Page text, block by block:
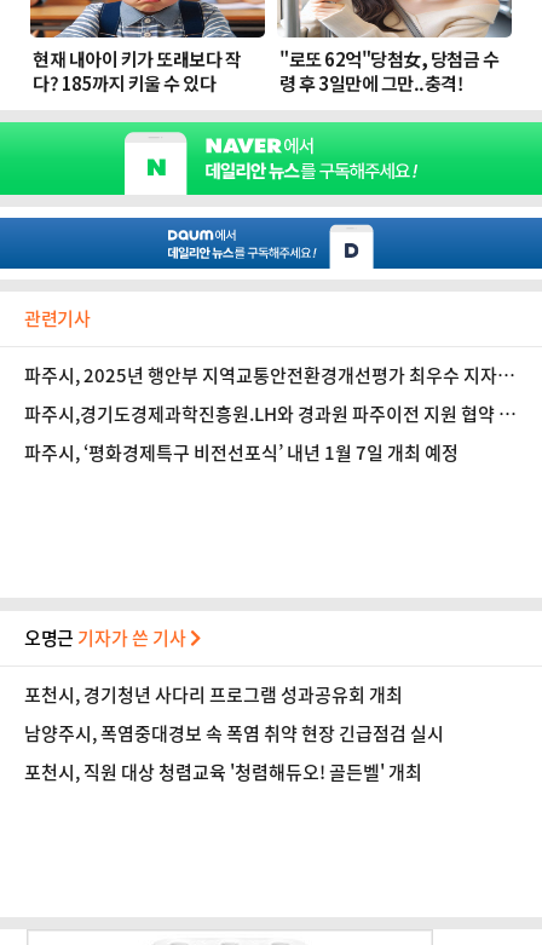
관련기사
파주시, 2025년 행안부 지역교통안전환경개선평가 최우수 지자체
선정
파주시,경기도경제과학진흥원.LH와 경과원 파주이전 지원 협약 체
결
파주시, ‘평화경제특구 비전선포식’ 내년 1월 7일 개최 예정
오명근 기자가 쓴 기사
포천시, 경기청년 사다리 프로그램 성과공유회 개최
남양주시, 폭염중대경보 속 폭염 취약 현장 긴급점검 실시
포천시, 직원 대상 청렴교육 '청렴해듀오! 골든벨' 개최